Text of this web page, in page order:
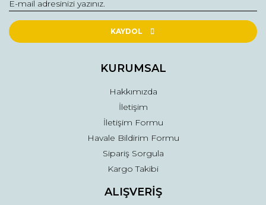
Ürün resmi kalitesiz, bozuk veya görüntülenemiyor.
Ürün açıklamasında eksik bilgiler bulunuyor.
Ürün fiyatı diğer sitelerden daha pahalı.
Gönder
KAYDOL
KURUMSAL
Hakkımızda
İletişim
İletişim Formu
Havale Bildirim Formu
Sipariş Sorgula
Kargo Takibi
ALIŞVERİŞ